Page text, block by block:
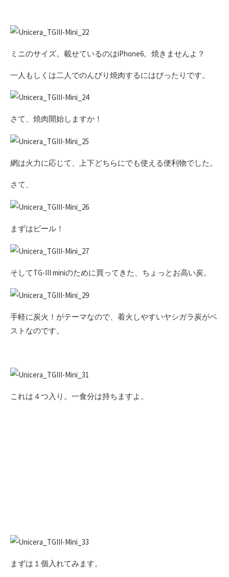
ミニのサイズ。載せているのはiPhone6。焼きませんよ？
一人もしくは二人でのんびり焼肉するにはぴったりです。
さて、焼肉開始しますか！
網は火力に応じて、上下どちらにでも使える便利物でした。
さて、
まずはビール！
そしてTG-III miniのために買ってきた、ちょっとお高い炭。
手軽に炭火！がテーマなので、着火しやすいヤシガラ炭がベ
ストなのです。
これは４つ入り。一食分は持ちますよ。
まずは１個入れてみます。